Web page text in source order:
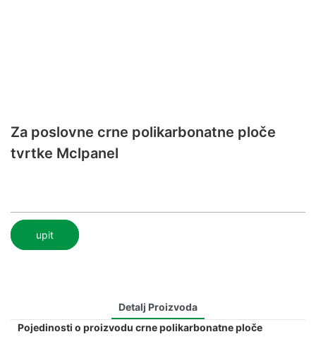
Za poslovne crne polikarbonatne ploče
tvrtke Mclpanel
upit
Detalj Proizvoda
Pojedinosti o proizvodu crne polikarbonatne ploče